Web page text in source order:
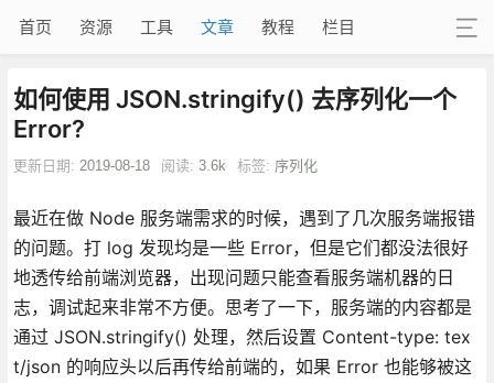
首页 资源 工具 文章 教程 栏目
如何使用 JSON.stringify() 去序列化一个
Error?
更新日期: 2019-08-18 阅读: 3.6k 标签: 序列化
最近在做 Node 服务端需求的时候，遇到了几次服务端报错
的问题。打 log 发现均是一些 Error，但是它们都没法很好
地透传给前端浏览器，出现问题只能查看服务端机器的日
志，调试起来非常不方便。思考了一下，服务端的内容都是
通过 JSON.stringify() 处理，然后设置 Content-type: tex
t/json 的响应头以后再传给前端的，如果 Error 也能够被这